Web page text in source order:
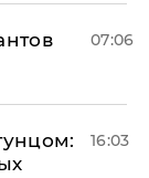
07:06
16:03